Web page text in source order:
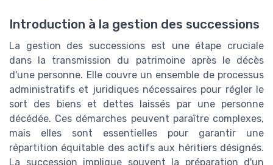
Introduction à la gestion des successions
La gestion des successions est une étape cruciale
dans la transmission du patrimoine après le décès
d'une personne. Elle couvre un ensemble de processus
administratifs et juridiques nécessaires pour régler le
sort des biens et dettes laissés par une personne
décédée. Ces démarches peuvent paraître complexes,
mais elles sont essentielles pour garantir une
répartition équitable des actifs aux héritiers désignés.
La succession implique souvent la préparation d'un